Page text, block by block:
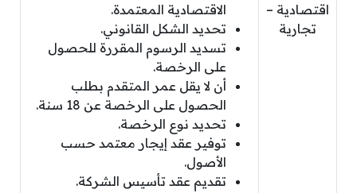
اقتصادية –
تجارية
الاقتصادية المعتمدة.
تحديد الشكل القانوني.
تسديد الرسوم المقررة للحصول
على الرخصة.
أن لا يقل عمر المتقدم بطلب
الحصول على الرخصة عن 18 سنة.
تحديد نوع الرخصة.
توفير عقد إيجار معتمد حسب
الأصول.
تقديم عقد تأسيس الشركة.